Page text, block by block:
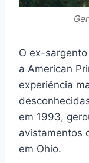
O ex-
a American
experiência
em 1993,
avistamentos
em Ohio.